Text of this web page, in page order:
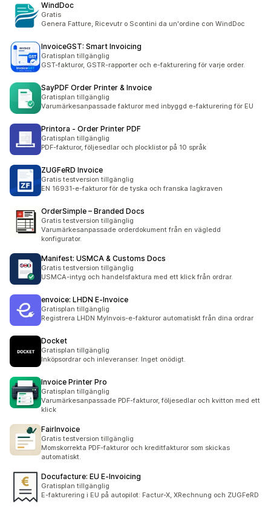
WindDoc
Gratis
Genera Fatture, Ricevutr o Scontini da un'ordine con WindDoc
InvoiceGST: Smart Invoicing
Gratisplan tillgänglig
GST-fakturor, GSTR-rapporter och e-fakturering för varje order.
SayPDF Order Printer & Invoice
Gratisplan tillgänglig
Varumärkesanpassade fakturor med inbyggd e-fakturering för EU
Printora ‑ Order Printer PDF
Gratisplan tillgänglig
PDF-fakturor, följesedlar och plocklistor på 10 språk
ZUGFeRD Invoice
Gratis testversion tillgänglig
EN 16931-e-fakturor för de tyska och franska lagkraven
OrderSimple – Branded Docs
Gratis testversion tillgänglig
Varumärkesanpassade orderdokument från en vägledd
konfigurator.
Manifest: USMCA & Customs Docs
Gratis testversion tillgänglig
USMCA-intyg och handelsfaktura med ett klick från ordrar.
envoice: LHDN E‑Invoice
Gratisplan tillgänglig
Registrera LHDN MyInvois-e-fakturor automatiskt från dina ordrar
Docket
Gratisplan tillgänglig
Inköpsordrar och inleveranser. Inget onödigt.
Invoice Printer Pro
Gratisplan tillgänglig
Varumärkesanpassade PDF-fakturor, följesedlar och kvitton med ett
klick
FairInvoice
Gratis testversion tillgänglig
Momskorrekta PDF-fakturor och kreditfakturor som skickas
automatiskt.
Docufacture: EU E‑Invoicing
Gratisplan tillgänglig
E-fakturering i EU på autopilot: Factur-X, XRechnung och ZUGFeRD